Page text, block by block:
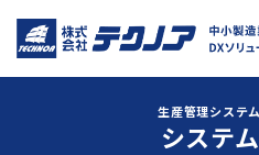
システ
生産管理システ